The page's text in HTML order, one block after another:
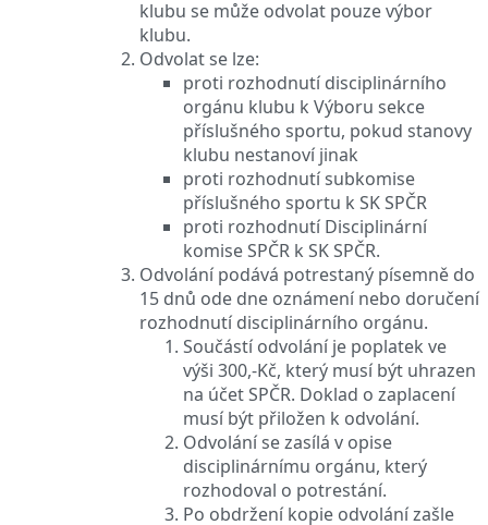
klubu se může odvolat pouze výbor
klubu.
Odvolat se lze:
proti rozhodnutí disciplinárního
orgánu klubu k Výboru sekce
příslušného sportu, pokud stanovy
klubu nestanoví jinak
proti rozhodnutí subkomise
příslušného sportu k SK SPČR
proti rozhodnutí Disciplinární
komise SPČR k SK SPČR.
Odvolání podává potrestaný písemně do
15 dnů ode dne oznámení nebo doručení
rozhodnutí disciplinárního orgánu.
Součástí odvolání je poplatek ve
výši 300,-Kč, který musí být uhrazen
na účet SPČR. Doklad o zaplacení
musí být přiložen k odvolání.
Odvolání se zasílá v opise
disciplinárnímu orgánu, který
rozhodoval o potrestání.
Po obdržení kopie odvolání zašle